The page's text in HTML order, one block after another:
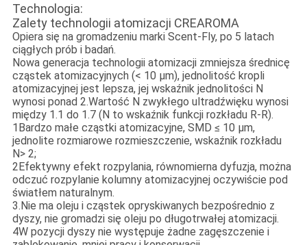
Technologia:
Zalety technologii atomizacji CREAROMA
Opiera się na gromadzeniu marki Scent-Fly, po 5 latach
ciągłych prób i badań.
Nowa generacja technologii atomizacji zmniejsza średnicę
cząstek atomizacyjnych (< 10 μm), jednolitość kropli
atomizacyjnej jest lepsza, jej wskaźnik jednolitości N
wynosi ponad 2.Wartość N zwykłego ultradźwięku wynosi
między 1.1 do 1.7 (N to wskaźnik funkcji rozkładu R-R).
1Bardzo małe cząstki atomizacyjne, SMD ≤ 10 μm,
jednolite rozmiarowe rozmieszczenie, wskaźnik rozkładu
N> 2;
2Efektywny efekt rozpylania, równomierna dyfuzja, można
odczuć rozpylanie kolumny atomizacyjnej oczywiście pod
światłem naturalnym.
3.Nie ma oleju i cząstek opryskiwanych bezpośrednio z
dyszy, nie gromadzi się oleju po długotrwałej atomizacji.
4W pozycji dyszy nie występuje żadne zagęszczenie i